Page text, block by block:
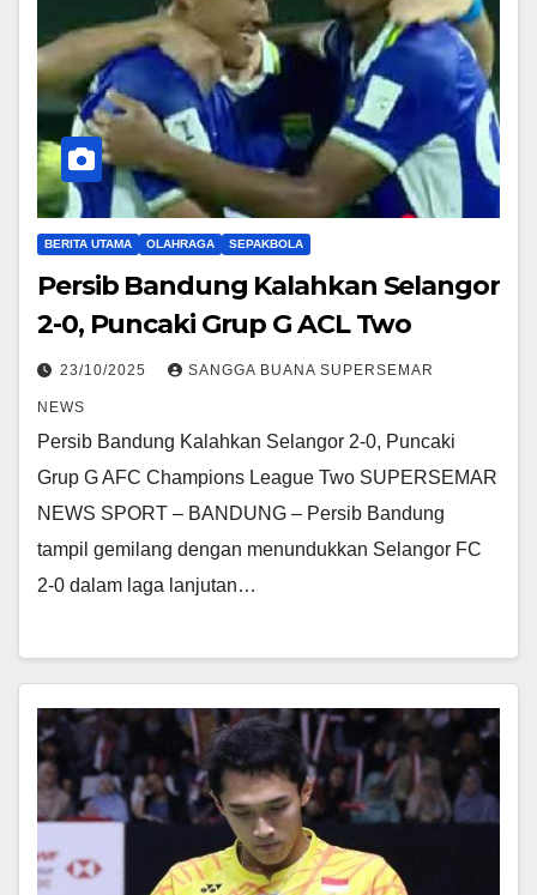
BERITA UTAMA OLAHRAGA SEPAKBOLA
Persib Bandung Kalahkan Selangor
2-0, Puncaki Grup G ACL Two
23/10/2025 SANGGA BUANA SUPERSEMAR
NEWS
Persib Bandung Kalahkan Selangor 2-0, Puncaki
Grup G AFC Champions League Two SUPERSEMAR
NEWS SPORT – BANDUNG – Persib Bandung
tampil gemilang dengan menundukkan Selangor FC
2-0 dalam laga lanjutan…